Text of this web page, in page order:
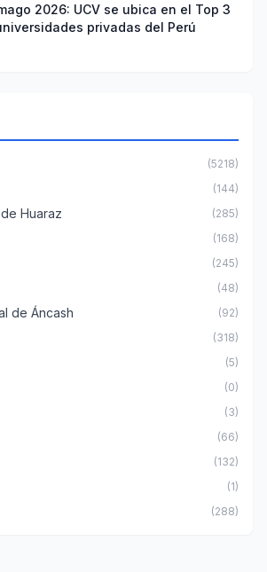
2026: UCV se ubica en el Top 3
privadas del Perú
(5218)
(144)
Huaraz (285)
(168)
(245)
(48)
de Áncash (92)
(318)
(5)
(0)
(3)
(66)
(132)
(1)
(288)